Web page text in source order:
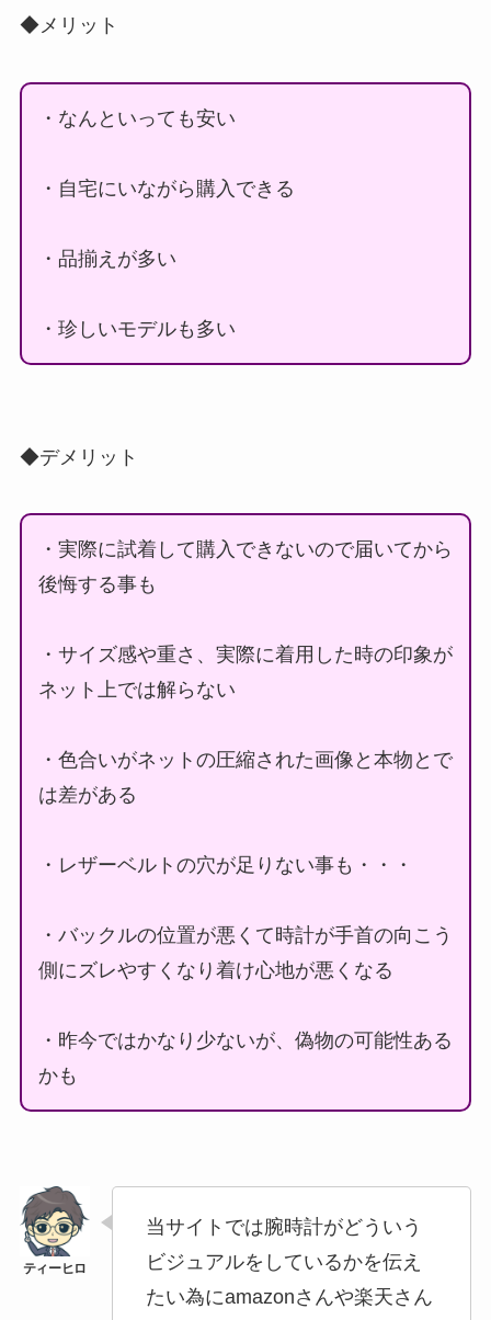
◆メリット
・なんといっても安い
・自宅にいながら購入できる
・品揃えが多い
・珍しいモデルも多い
◆デメリット
・実際に試着して購入できないので届いてから
後悔する事も
・サイズ感や重さ、実際に着用した時の印象が
ネット上では解らない
・色合いがネットの圧縮された画像と本物とで
は差がある
・レザーベルトの穴が足りない事も・・・
・バックルの位置が悪くて時計が手首の向こう
側にズレやすくなり着け心地が悪くなる
・昨今ではかなり少ないが、偽物の可能性ある
かも
当サイトでは腕時計がどういう
ビジュアルをしているかを伝え
たい為にamazonさんや楽天さん